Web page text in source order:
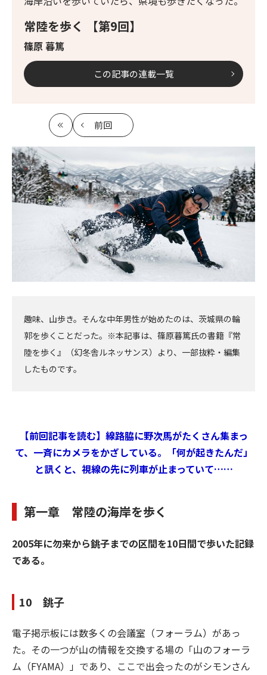
常陸を歩く 【第9回】
篠原 暮篤
この記事の連載一覧
最
初
前回
記
へ
趣味、山歩き。そんな中年男性が始めたのは、茨城県の輪
郭を歩くことだった。※本記事は、篠原暮篤氏の書籍『常
陸を歩く』（幻冬舎ルネッサンス）より、一部抜粋・編集
したものです。
【前回記事を読む】線路脇に野次馬がたくさん集まっ
て、一斉にカメラをかざしている。「何が起きたんだ」
と訊くと、視線の先に列車が止まっていて……
第一章 常陸の海岸を歩く
2005年に勿来から銚子までの区間を10日間で歩いた記録
である。
10 銚子
電子掲示板には数多くの会議室（フォーラム）があっ
た。その一つが山の情報を交換する場の「山のフォーラ
ム（FYAMA）」であり、ここで出会ったのがシモンさん